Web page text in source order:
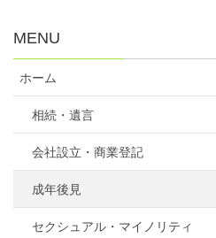
MENU
ホーム
相続・遺言
会社設立・商業登記
成年後見
セクシュアル・マイノリティ